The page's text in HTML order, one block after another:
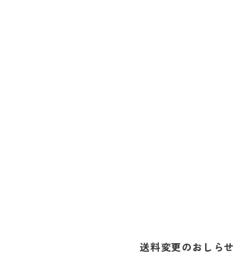
送料変更のおしらせ